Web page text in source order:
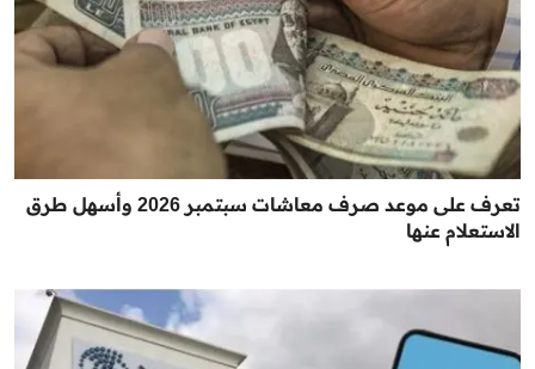
تعرف على موعد صرف معاشات سبتمبر 2026 وأسهل طرق
الاستعلام عنها